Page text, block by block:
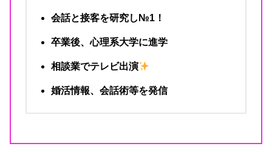
会話と接客を研究し№1！
卒業後、心理系大学に進学
相談業でテレビ出演
婚活情報、会話術等を発信